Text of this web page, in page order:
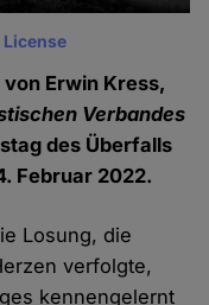
License
Erwin Kress,
Verbandes
des Überfalls
Februar 2022.
Losung, die
verfolgte,
kennengelernt